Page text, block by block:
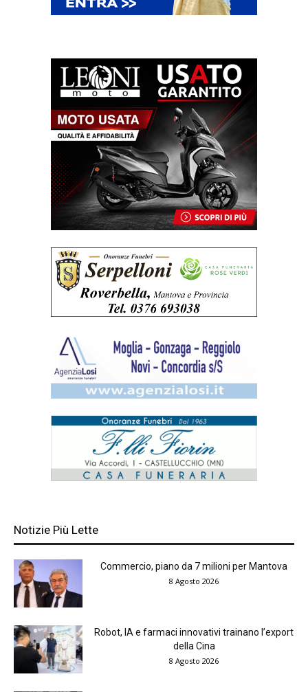
Notizie Più Lette
Commercio, piano da 7 milioni per Mantova
8 Agosto 2026
Robot, IA e farmaci innovativi trainano l’export
della Cina
8 Agosto 2026